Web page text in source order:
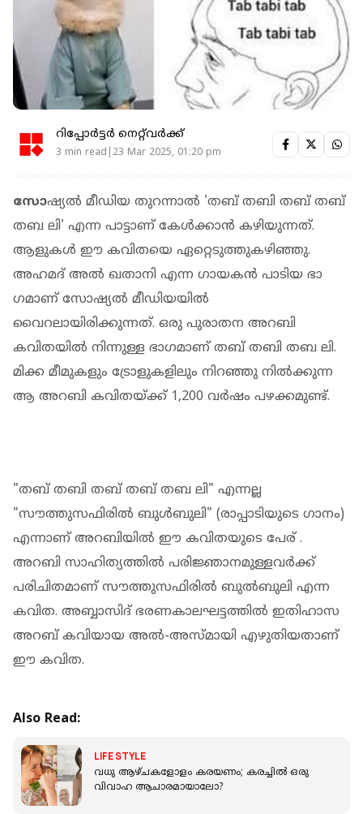
റിപ്പോർട്ടർ നെറ്റ്‌വര്‍ക്ക്‌
3 min read|23 Mar 2025, 01:20 pm
സോഷ്യൽ മീഡിയ തുറന്നാൽ 'തബ് തബി തബ് തബ്
തബ ലി' എന്ന പാട്ടാണ് കേൾക്കാൻ കഴിയുന്നത്.
ആളുകൾ ഈ കവിതയെ ഏറ്റെടുത്തുകഴിഞ്ഞു.
അഹമദ് അൽ ഖതാനി എന്ന ​ഗായകൻ പാടിയ ഭാ​
ഗമാണ് സോഷ്യൽ മീഡിയയിൽ
വൈറലായിരിക്കുന്നത്. ഒരു പുരാതന അറബി
കവിതയിൽ നിന്നുള്ള ഭാ​ഗമാണ് തബ് തബി തബ ലി.
മിക്ക മീമുകളും ട്രോളുകളിലും നിറഞ്ഞു നിൽക്കുന്ന
ആ അറബി കവിതയ്ക്ക് 1,200 വർഷം പഴക്കമുണ്ട്.
"തബ് തബി തബ് തബ് തബ ലി" എന്നല്ല
"സൗത്തുസഫിരിൽ ബുൾബുലി" (രാപ്പാടിയുടെ ഗാനം)
എന്നാണ് അറബിയിൽ ഈ കവിതയുടെ പേര് .
അറബി സാഹിത്യത്തിൽ പരിജ്ഞാനമുള്ളവർക്ക്
പരിചിതമാണ് സൗത്തുസഫിരിൽ ബുൽബുലി എന്ന
കവിത. അബ്ബാസിദ് ഭരണകാലഘട്ടത്തിൽ ഇതിഹാസ
അറബ് കവിയായ അൽ-അസ്മായി എഴുതിയതാണ്
ഈ കവിത.
Also Read:
LIFE STYLE
വധു ആഴ്ചകളോളം കരയണം; കരച്ചില്‍ ഒരു
വിവാഹ ആചാരമായാലോ?